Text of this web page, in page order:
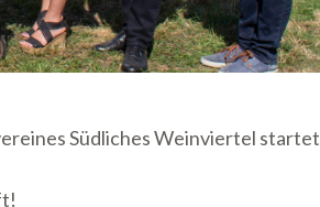
Südliches Weinviertel startet